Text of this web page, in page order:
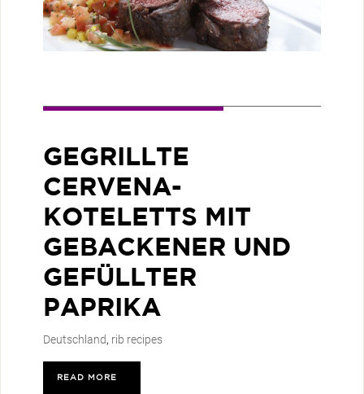
GEGRILLTE
CERVENA-
KOTELETTS MIT
GEBACKENER UND
GEFÜLLTER
PAPRIKA
Deutschland, rib recipes
READ MORE